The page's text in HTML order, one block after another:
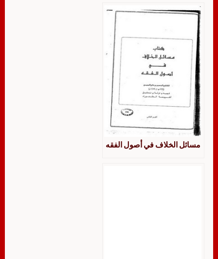
مسائل الخلاف في أصول الفقه